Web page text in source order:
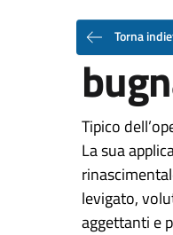
Torna
Tipico
La sua
levigato,
aggettanti e